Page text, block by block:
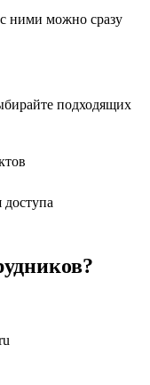
ними можно сразу
подходящих